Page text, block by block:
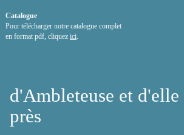
Catalogue
Pour télécharger notre catalogue complet
en format pdf, cliquez ici
d'Ambleteuse et d'elle
près